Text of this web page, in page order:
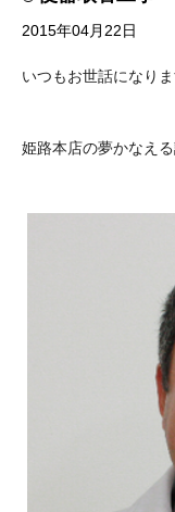
2015年04月22日
いつもお世話になりま
姫路本店の夢かなえ